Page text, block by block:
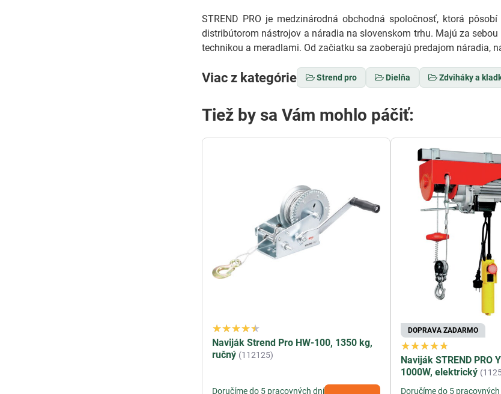
STREND PRO je medzinárodná obchodná spoločnosť, ktorá
distribútorom nástrojov a náradia na slovenskom trhu. Majú za
technikou a meradlami. Od začiatku sa zaoberajú predajom náradia,
Viac z kategórie Strend pro Dielňa Zdviháky a
Tiež by sa Vám mohlo páčiť:
Naviják Strend Pro HW-100, 1350 kg,
ručný (112125)
Doručíme do 5 pracovných dní
DOPRAVA ZADARMO
Naviják STREND PRO
1000W, elektrický
Doručíme do 5